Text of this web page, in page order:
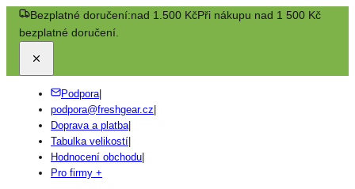
Bezplatné doručení:nad 1.500 KčPři nákupu nad 1 500 Kč
bezplatné doručení.
Podpora|
podpora@freshgear.cz
Doprava a platba|
Tabulka velikostí
Hodnocení obchodu
Pro firmy +